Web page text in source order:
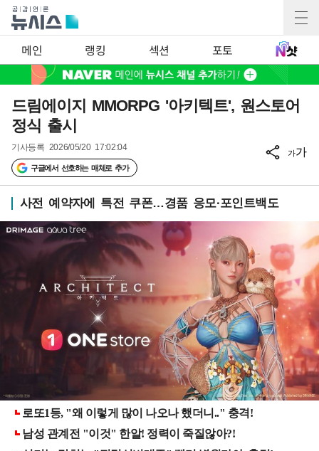
메인 랭킹 섹션 포토
드림에이지 MMORPG '아키텍트', 원스토어
정식 출시
기사등록 2026/05/20 17:02:04
구글에서 선호하는 매체로 추가
가가
사전 예약자에 특전 쿠폰…경품 응모·포인트백도